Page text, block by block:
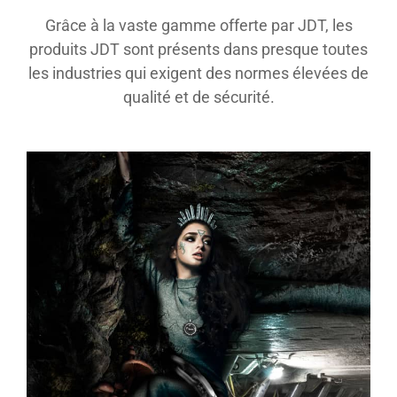
Grâce à la vaste gamme offerte par JDT, les
produits JDT sont présents dans presque toutes
les industries qui exigent des normes élevées de
qualité et de sécurité.